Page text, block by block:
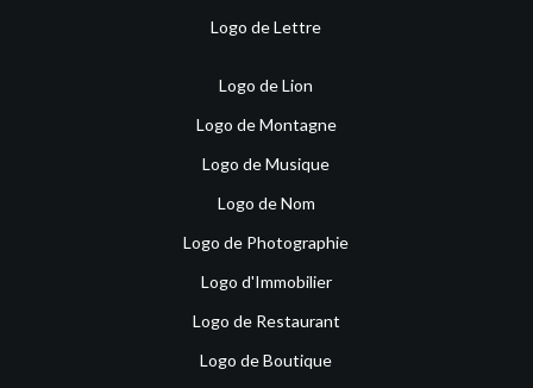
Logo de Lettre
Logo de Lion
Logo de Montagne
Logo de Musique
Logo de Nom
Logo de Photographie
Logo d'Immobilier
Logo de Restaurant
Logo de Boutique